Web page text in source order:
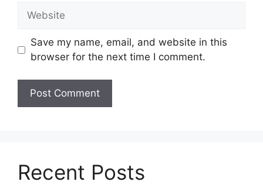
Website
Save my name, email, and website in this
browser for the next time I comment.
Recent Posts